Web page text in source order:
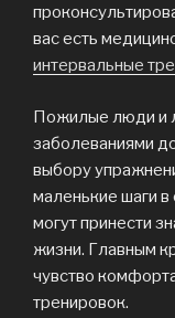
вас есть
интервальные
Пожилые люди и
заболеваниями
выбору
маленькие шаги в
могут принести
жизни. Главным
чувство
тренировок.